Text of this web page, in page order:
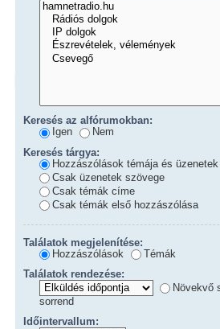
Keresés az alfórumokban:
Igen
Nem
Keresés tárgya:
Hozzászólások témája és
Csak üzenetek szövege
Csak témák címe
Csak témák első hozzászólása
Találatok megjelenítése:
Hozzászólások
Témák
Találatok rendezése:
Növekvő
sorrend
Időintervallum: